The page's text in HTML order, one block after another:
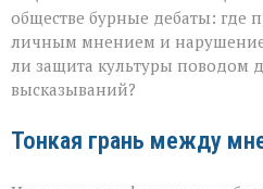
обществе бурные дебаты: где
личным мнением и
ли защита культуры поводом
высказываний?
Тонкая грань между